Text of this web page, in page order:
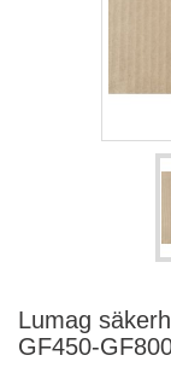
Lumag
GF450-